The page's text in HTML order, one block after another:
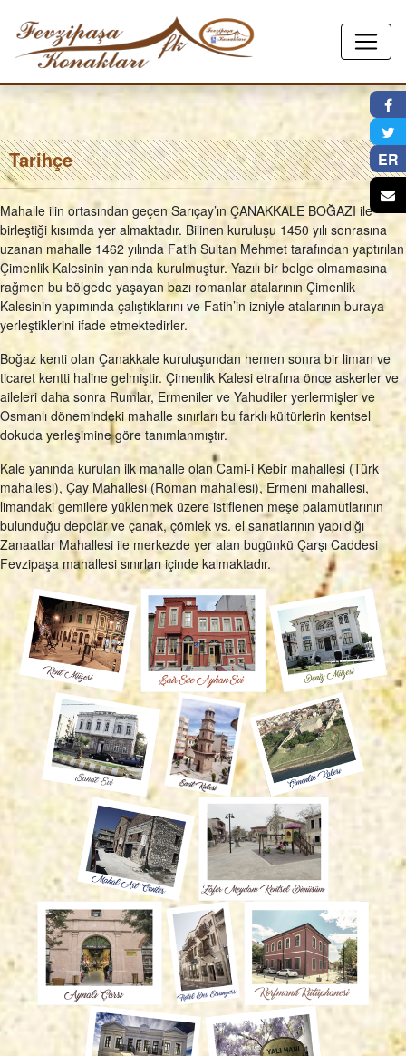
Tarihçe
Mahalle ilin ortasından geçen Sarıçay’ın ÇANAKKALE BOĞAZI ile
birleştiği kısımda yer almaktadır. Bilinen kuruluşu 1450 yılı sonrasına
uzanan mahalle 1462 yılında Fatih Sultan Mehmet tarafından yaptırılan
Çimenlik Kalesinin yanında kurulmuştur. Yazılı bir belge olmamasına
rağmen bu bölgede yaşayan bazı romanlar atalarının Çimenlik
Kalesinin yapımında çalıştıklarını ve Fatih’in izniyle atalarının buraya
yerleştiklerini ifade etmektedirler.
Boğaz kenti olan Çanakkale kuruluşundan hemen sonra bir liman ve
ticaret kentti haline gelmiştir. Çimenlik Kalesi etrafına önce askerler ve
aileleri daha sonra Rumlar, Ermeniler ve Yahudiler yerlermişler ve
Osmanlı dönemindeki mahalle sınırları bu farklı kültürlerin kentsel
dokuda yerleşimine göre tanımlanmıştır.
Kale yanında kurulan ilk mahalle olan Cami-i Kebir mahallesi (Türk
mahallesi), Çay Mahallesi (Roman mahallesi), Ermeni mahallesi,
limandaki gemilere yüklenmek üzere istiflenen meşe palamutlarının
bulunduğu depolar ve çanak, çömlek vs. el sanatlarının yapıldığı
Zanaatlar Mahallesi ile merkezde yer alan bugünkü Çarşı Caddesi
Fevzipaşa mahallesi sınırları içinde kalmaktadır.
×
ER